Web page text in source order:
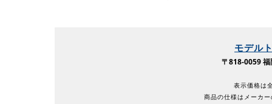
モデル
〒818-0059
表示価格は
商品の仕様はメーカ